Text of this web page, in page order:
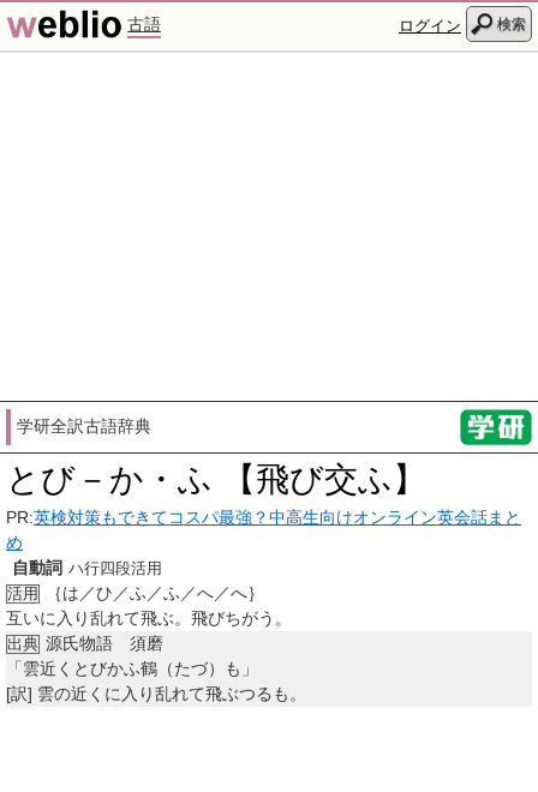
古語 ログイン 検索
学研全訳古語辞典
とび－か・ふ 【飛び交ふ】
PR:英検対策もできてコスパ最強？中高生向けオンライン英会話まと
め
自動詞 ハ行四段活用
活用
｛は／ひ／ふ／ふ／へ／へ｝
互いに入り乱れて飛ぶ。飛びちがう。
出典 源氏物語 須磨
「雲近くとびかふ鶴（たづ）も」
[訳] 雲の近くに入り乱れて飛ぶつるも。